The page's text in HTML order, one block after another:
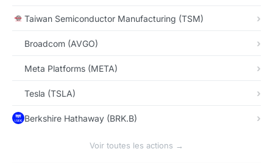
Taiwan Semiconductor Manufacturing (TSM)
Broadcom (AVGO)
Meta Platforms (META)
Tesla (TSLA)
Berkshire Hathaway (BRK.B)
Voir toutes les actions →